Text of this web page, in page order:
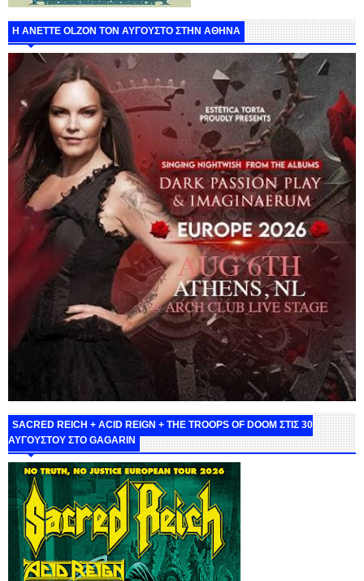
Η ANETTE OLZON ΤΟΝ ΑΥΓΟΥΣΤΟ ΣΤΗΝ ΑΘΗΝΑ
SACRED REICH + ACID REIGN + THE TROOPS OF DOOM ΣΤΙΣ 30
ΑΥΓΟΥΣΤΟΥ ΣΤΟ GAGARIN